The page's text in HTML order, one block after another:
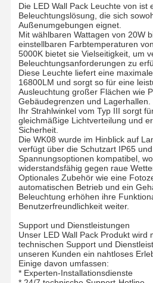
Startseite Produkte
Die LED Wall Pack Leuchte von ist
Beleuchtungslösung, die sich
Außenumgebungen eignet.
Mit wählbaren Wattagen von 20W
einstellbaren Farbtemperaturen
5000K bietet sie Vielseitigkeit, um
Beleuchtungsanforderungen zu
Diese Leuchte liefert eine
16800LM und sorgt so für eine
Ausleuchtung großer Flächen wie
Gebäudegrenzen und Lagerhallen.
Ihr Strahlwinkel vom Typ III sorgt
gleichmäßige Lichtverteilung und
Sicherheit.
Die WK08 wurde im Hinblick auf
verfügt über die Schutzart IP65
Spannungsoptionen kompatibel,
widerstandsfähig gegen raue
Optionales Zubehör wie eine
automatischen Betrieb und ein
Beleuchtung erhöhen ihre
Benutzerfreundlichkeit weiter.
Support und Dienstleistungen
Unser LED Wall Pack Produkt wird
technischen Support und
unseren Kunden ein nahtloses
Einige davon umfassen:
* Experten-Installationsdienste